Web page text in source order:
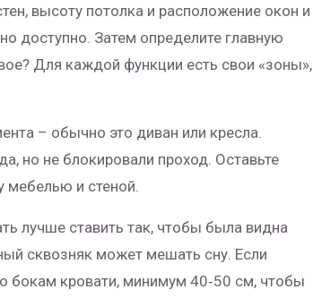
высоту потолка и расположение окон и
доступно. Затем определите главную
Для каждой функции есть свои «зоны»,
– обычно это диван или кресла.
но не блокировали проход. Оставьте
мебелью и стеной.
лучше ставить так, чтобы была видна
сквозняк может мешать сну. Если
бокам кровати, минимум 40‑50 см, чтобы